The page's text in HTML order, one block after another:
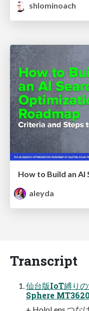
shlominoach
aleyda
Transcript
仙台版IoT縛り
Sphere
+ HoloLens つな